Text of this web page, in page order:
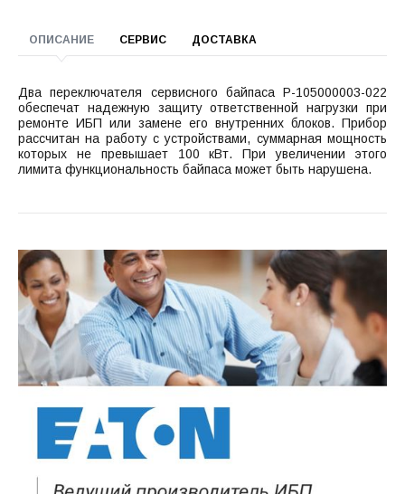
ОПИСАНИЕ СЕРВИС ДОСТАВКА
Два переключателя сервисного байпаса P-105000003-022
обеспечат надежную защиту ответственной нагрузки при
ремонте ИБП или замене его внутренних блоков. Прибор
рассчитан на работу с устройствами, суммарная мощность
которых не превышает 100 кВт. При увеличении этого
лимита функциональность байпаса может быть нарушена.